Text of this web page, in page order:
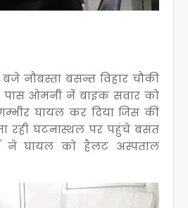
बजे नौबस्ता बसन्त विहार चौकी
के पास ओमनी नें बाइक सवार को
घायल कर दिया जिस की
रही घटनास्थल पर पहुंचे बसंत
ने घायल को हैलट अस्पताल